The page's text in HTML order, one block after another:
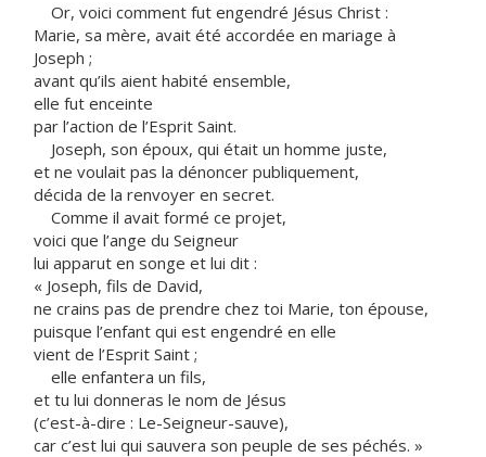
Or, voici comment fut engendré Jésus Christ :
Marie, sa mère, avait été accordée en mariage à
Joseph ;
avant qu’ils aient habité ensemble,
elle fut enceinte
par l’action de l’Esprit Saint.
Joseph, son époux, qui était un homme juste,
et ne voulait pas la dénoncer publiquement,
décida de la renvoyer en secret.
Comme il avait formé ce projet,
voici que l’ange du Seigneur
lui apparut en songe et lui dit :
« Joseph, fils de David,
ne crains pas de prendre chez toi Marie, ton épouse,
puisque l’enfant qui est engendré en elle
vient de l’Esprit Saint ;
elle enfantera un fils,
et tu lui donneras le nom de Jésus
(c’est-à-dire : Le-Seigneur-sauve),
car c’est lui qui sauvera son peuple de ses péchés. »